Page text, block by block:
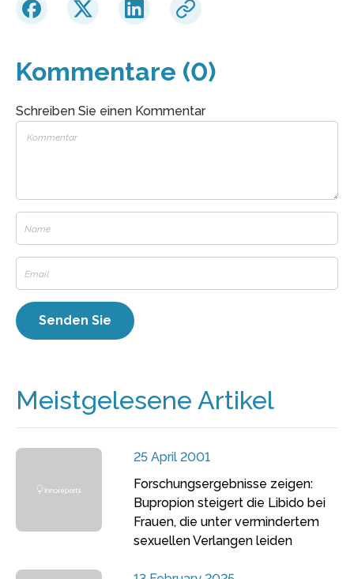
Kommentare (0)
Schreiben Sie einen Kommentar
Meistgelesene Artikel
25 April 2001
Forschungsergebnisse zeigen:
Bupropion steigert die Libido bei
Frauen, die unter vermindertem
sexuellen Verlangen leiden